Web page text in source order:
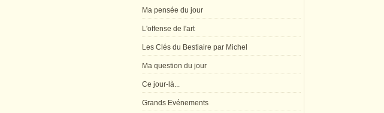
Ma pensée du jour
L'offense de l'art
Les Clés du Bestiaire par Michel
Ma question du jour
Ce jour-là...
Grands Evénements